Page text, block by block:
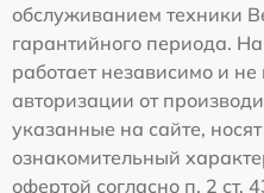
обслуживанием техники
гарантийного периода.
работает независимо и
авторизации от
указанные на сайте,
ознакомительный
офертой согласно п. 2 ст.